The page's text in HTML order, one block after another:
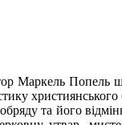
Маркель Попель
та його